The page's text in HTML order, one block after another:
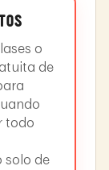
o
de
todo
solo de